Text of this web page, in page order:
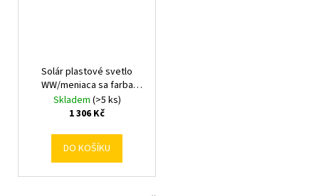
Solár plastové svetlo
WW/meniaca sa farba
pr.19,4/17,8/V10cm
Skladem (>5 ks)
1 306 Kč
DO KOŠÍKU